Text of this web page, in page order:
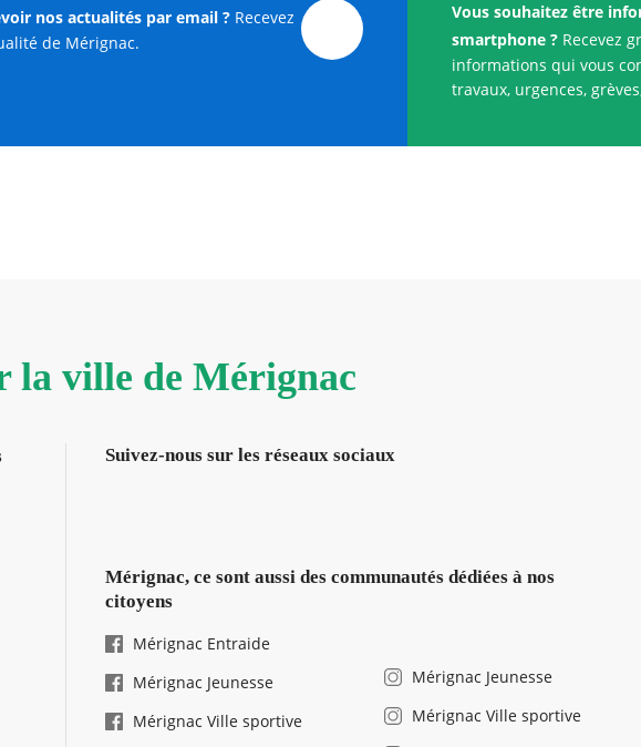
nos actualités par email ?Recevez
de Mérignac.
Vous souhaitez être
smartphone ? Recevez
informations qui vous
travaux, urgences,
la ville de Mérignac
Suivez-nous sur les réseaux sociaux
Mérignac, ce sont aussi des communautés dédiées à nos
citoyens
Mérignac Entraide
Mérignac Jeunesse
Mérignac Ville sportive
Mérignac Jeunesse
Mérignac Ville sportive